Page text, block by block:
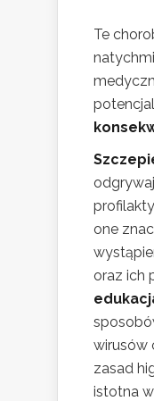
Te
one
oraz ich
wirusów
zasad
istotna